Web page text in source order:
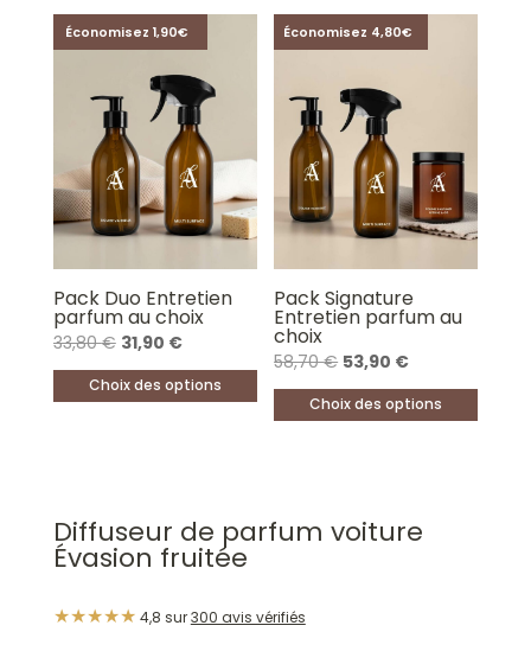
Économisez 1,90€
Pack Duo Entretien
parfum au choix
33,80€ Le
prix
initial
31,90 €Le
prix
actuel
Choix des options
variations.
Les
Économisez 4,80€
Pack Signature
Entretien parfum au
choix
58,70€ Le
prix
initial
53,90 €Le
prix
actuel
Choix des options
plusieurs
options
Diffuseur de parfum voiture
Évasion fruitée
★★★★★ 4,8 sur300 avis vérifiés